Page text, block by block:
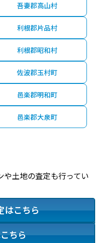
吾妻郡高山村
利根郡片品村
利根郡昭和村
佐波郡玉村町
邑楽郡明和町
邑楽郡大泉町
や土地の査定も行ってい
はこちら
ちら